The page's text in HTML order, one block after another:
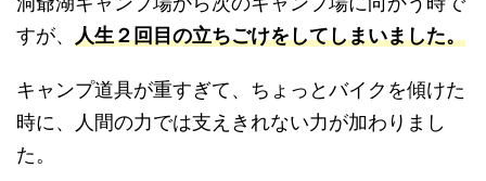
すが、 人生２回目の立ちごけをしてしまいました。
キャンプ道具が重すぎて、ちょっとバイクを傾けた
時に、人間の力では支えきれない力が加わりまし
た。